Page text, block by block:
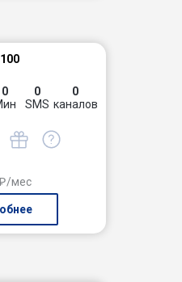
0
0
SMS
0
каналов
мес